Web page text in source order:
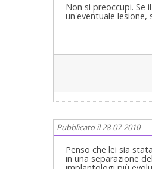
Non si preoccupi. Se
un'eventuale
Pubblicato il 28-07-2010
Penso che lei sia
in una separazione